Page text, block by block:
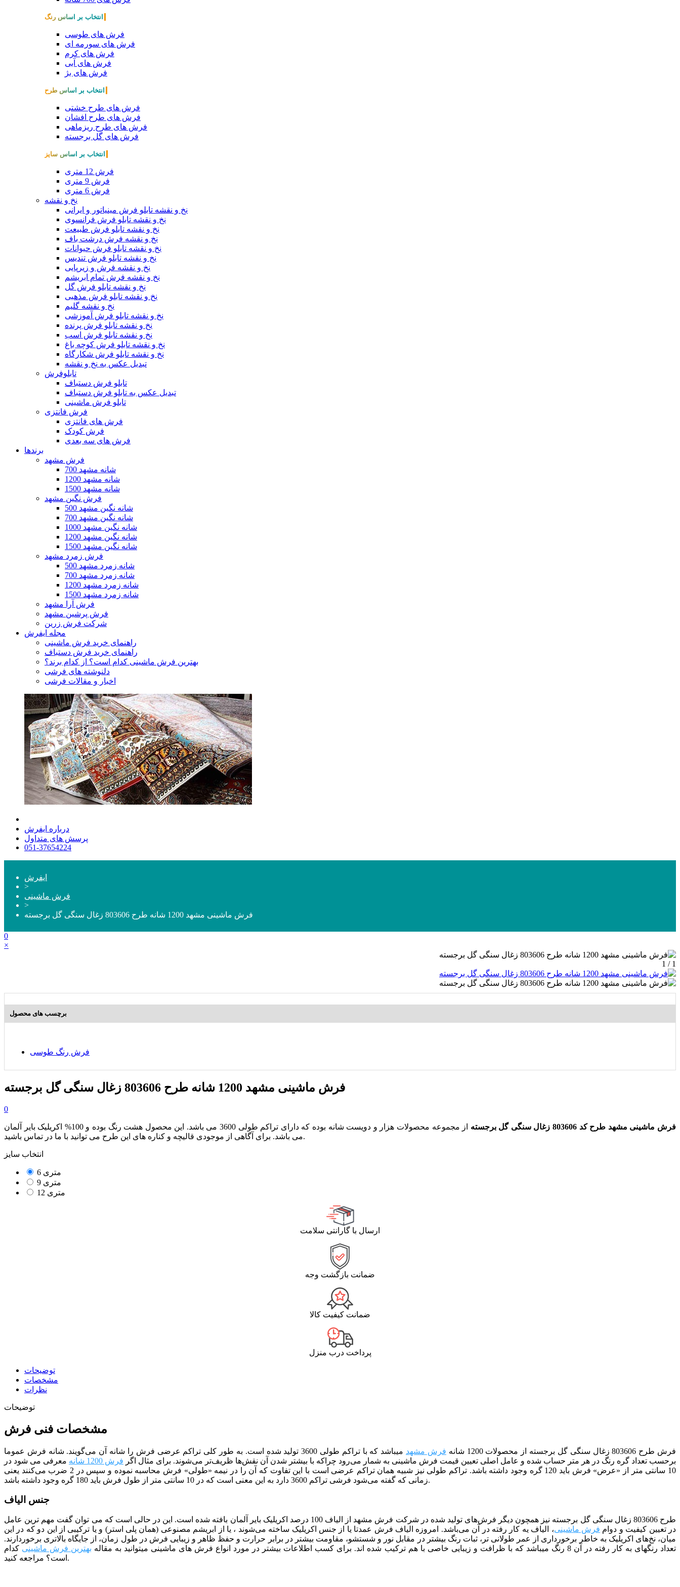
انتخاب بر اساس رنگ
فرش های طوسی
فرش های سورمه ای
فرش های کرم
فرش های آبی
فرش های بژ
انتخاب بر اساس طرح
فرش های طرح خشتی
فرش های طرح افشان
فرش های طرح ریزماهی
فرش های گل برجسته
انتخاب بر اساس سایز
فرش 12 متری
فرش 9 متری
فرش 6 متری
نخ و نقشه
نخ و نقشه تابلو فرش مینیاتور و ایرانی
نخ و نقشه تابلو فرش فرانسوی
نخ و نقشه تابلو فرش طبیعت
نخ و نقشه فرش درشت باف
نخ و نقشه تابلو فرش حیوانات
نخ و نقشه تابلو فرش تندیس
نخ و نقشه فرش و زیرپایی
نخ و نقشه فرش تمام ابریشم
نخ و نقشه تابلو فرش گل
نخ و نقشه تابلو فرش مذهبی
نخ و نقشه گلیم
نخ و نقشه تابلو فرش آموزشی
نخ و نقشه تابلو فرش پرنده
نخ و نقشه تابلو فرش اسب
نخ و نقشه تابلو فرش کوچه باغ
نخ و نقشه تابلو فرش شکارگاه
تبدیل عکس به نخ و نقشه
تابلوفرش
تابلو فرش دستباف
تبدیل عکس به تابلو فرش دستباف
تابلو فرش ماشینی
فرش فانتزی
فرش های فانتزی
فرش کودک
فرش های سه بعدی
برندها
فرش مشهد
700 شانه مشهد
1200 شانه مشهد
1500 شانه مشهد
فرش نگین مشهد
500 شانه نگین مشهد
700 شانه نگین مشهد
1000 شانه نگین مشهد
1200 شانه نگین مشهد
1500 شانه نگین مشهد
فرش زمرد مشهد
500 شانه زمرد مشهد
700 شانه زمرد مشهد
1200 شانه زمرد مشهد
1500 شانه زمرد مشهد
فرش آرا مشهد
فرش پرشین مشهد
شرکت فرش زرین
مجله ایفرش
راهنمای خرید فرش ماشینی
راهنمای خرید فرش دستباف
بهترین فرش ماشینی کدام است؟ از کدام برند؟
دلنوشته های فرشی
اخبار و مقالات فرشی
درباره ایفرش
پرسش های متداول
051-37654224
ایفرش
>
فرش ماشینی
>
فرش ماشینی مشهد 1200 شانه طرح 803606 زغال سنگی گل برجسته
0
×
1 / 1
برچسب های محصول
فرش رنگ طوسی
فرش ماشینی مشهد 1200 شانه طرح 803606 زغال سنگی گل برجسته
0
فرش ماشینی مشهد طرح کد 803606 زغال سنگی گل برجسته
از مجموعه محصولات هزار و دویست شانه بوده که دارای تراکم طولی 3600 می باشد. این محصول هشت رنگ بوده و 100% اکریلیک بایر آلمان
می باشد. برای آگاهی از موجودی قالیچه و کناره های این طرح می توانید با ما در تماس باشید.
انتخاب سایز
6 متری
9 متری
12 متری
ارسال با گارانتی سلامت
ضمانت بازگشت وجه
ضمانت کیفیت کالا
پرداخت درب منزل
توضیحات
مشخصات
نظرات
توضیحات
مشخصات فنی فرش
فرش طرح 803606 زغال سنگی گل برجسته از محصولات 1200 شانه فرش مشهد می­باشد که با تراکم طولی 3600 تولید شده است.
به طور کلی تراکم عرضی فرش را شانه آن می‌گویند. شانه فرش عموما
برحسب تعداد گره رنگ در هر متر حساب شده و عامل اصلی تعیین قیمت فرش ماشینی به شمار می‌رود چراکه با بیشتر شدن آن نقش‌ها ظریف‌تر می‌شوند. برای مثال اگر فرش 1200 شانه
معرفی می شود در
10 سانتی متر از «عرض» فرش باید 120 گره وجود داشته باشد. تراکم طولی نیز شبیه همان تراکم عرضی است با این تفاوت که آن را در نیمه «طولی» فرش محاسبه نموده و سپس در 2 ضرب می‌کنند
یعنی
زمانی که گفته می‌شود فرشی تراکم 3600 دارد به این معنی است که در 10 سانتی متر از طول فرش باید 180 گره وجود داشته باشد.
جنس الیاف
طرح 803606 زغال سنگی گل برجسته
نیز همچون دیگر فرش‌های تولید شده در شرکت فرش مشهد از الیاف 100 درصد اکریلیک بایر آلمان بافته شده است. این در حالی است که می توان گفت مهم ترین عامل
در تعیین کیفیت و دوام فرش ماشینی، الیاف یه کار رفته در آن می‌باشد. امروزه الیاف فرش عمدتا یا از جنس اکریلیک ساخته می‌شوند ، یا از ابریشم مصنوعی (همان پلی استر) و یا ترکیبی از این دو که در این
میان، نخ‌های اکریلیک به خاطر برخورداری از عمر طولانی تر، ثبات رنگ بیشتر در مقابل نور و شستشو، مقاومت بیشتر در برابر حرارت و حفظ ظاهر و زیبایی فرش در طول زمان، از جایگاه بالاتری برخوردارند.
تعداد رنگ­­های به کار رفته در آن 8 رنگ می­باشد که با ظرافت و زیبایی خاصی با هم ترکیب شده­ اند. برای کسب اطلاعات بیشتر در مورد انواع فرش های ماشینی میتوانید به مقاله
بهترین فرش ماشینی کدام
است؟ مراجعه کنید.